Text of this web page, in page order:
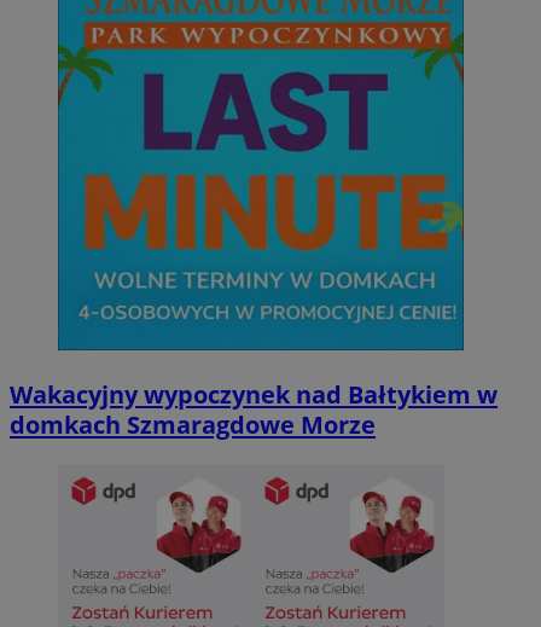
Wakacyjny wypoczynek nad Bałtykiem w
domkach Szmaragdowe Morze